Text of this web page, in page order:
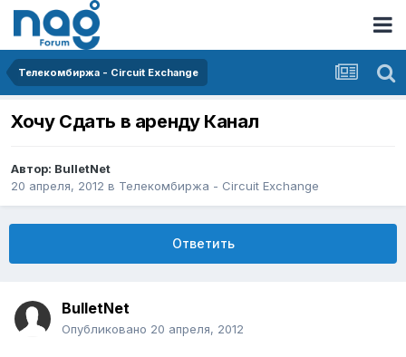
Телекомбиржа - Circuit Exchange
Хочу Сдать в аренду Канал
Автор: BulletNet
20 апреля, 2012 в Телекомбиржа - Circuit Exchange
Ответить
BulletNet
Опубликовано 20 апреля, 2012